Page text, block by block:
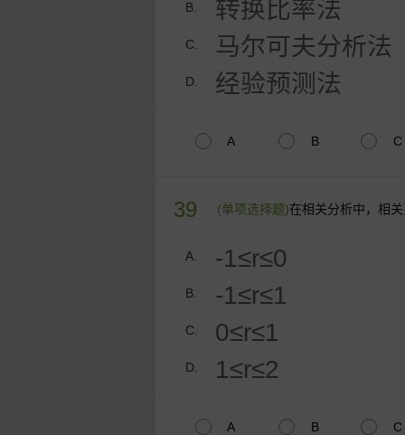
B. 转换比率法
C. 马尔可夫分析法
D. 经验预测法
A B C
39 (单项选择题)在相关分析中，相
A. -1≤r≤0
B. -1≤r≤1
C. 0≤r≤1
D. 1≤r≤2
A B C